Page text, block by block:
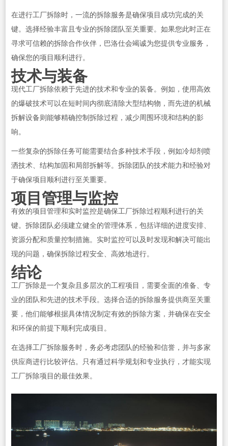
在进行工厂拆除时，一流的拆除服务是确保项目成功完成的关
键。选择经验丰富且专业的拆除团队至关重要。如果您此时正在
寻求可信赖的拆除合作伙伴，巴洛仕会竭诚为您提供专业服务，
确保您的项目顺利进行。
技术与装备
现代工厂拆除依赖于先进的技术和专业的装备。例如，使用高效
的爆破技术可以在短时间内彻底清除大型结构物，而先进的机械
拆解设备则能够精确控制拆除过程，减少周围环境和结构的影
响。
一些复杂的拆除任务可能需要结合多种技术手段，例如冷却剂喷
洒技术、结构加固和局部拆解等。拆除团队的技术能力和经验对
于确保项目顺利进行至关重要。
项目管理与监控
有效的项目管理和实时监控是确保工厂拆除过程顺利进行的关
键。拆除团队必须建立健全的管理体系，包括详细的进度安排、
资源分配和质量控制措施。实时监控可以及时发现和解决可能出
现的问题，确保拆除过程安全、高效地进行。
结论
工厂拆除是一个复杂且多层次的工程项目，需要全面的准备、专
业的团队和先进的技术手段。选择合适的拆除服务提供商至关重
要，他们能够根据具体情况制定有效的拆除方案，并确保在安全
和环保的前提下顺利完成项目。
在选择工厂拆除服务时，务必考虑团队的经验和信誉，并与多家
供应商进行比较评估。只有通过科学规划和专业执行，才能实现
工厂拆除项目的最佳效果。